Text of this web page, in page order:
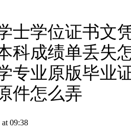
士学位证书文
科成绩单丢失
专业原版毕业
件怎么弄
09:38